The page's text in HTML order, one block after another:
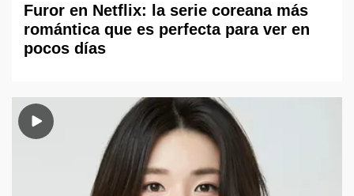
Furor en Netflix: la serie coreana más
romántica que es perfecta para ver en
pocos días